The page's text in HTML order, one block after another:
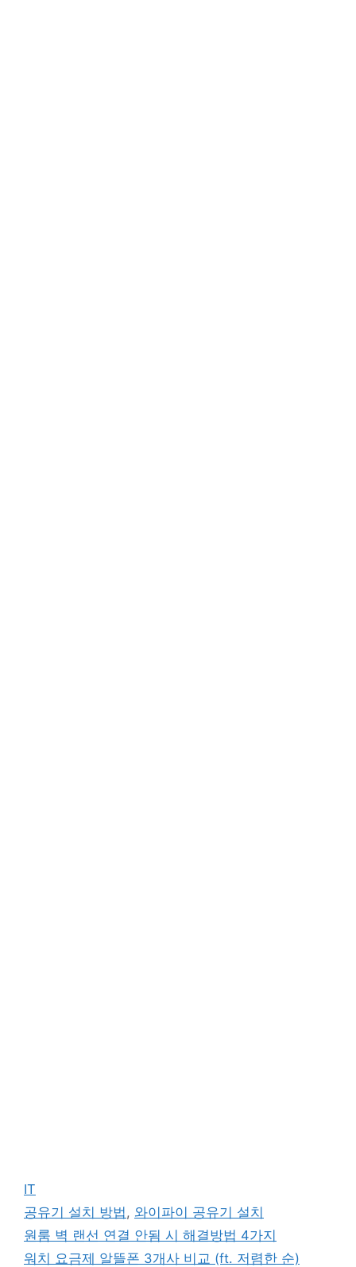
카
테
고
리
IT
태
그
공유기 설치 방법 , 와이파이 공유기 설치
원룸 벽 랜선 연결 안됨 시 해결방법 4가지
워치 요금제 알뜰폰 3개사 비교 (ft. 저렴한 순)